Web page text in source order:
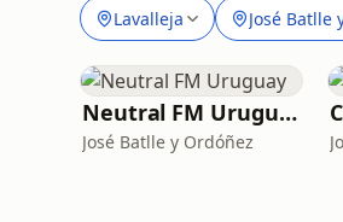
Lavalleja José Batlle
Neutral FM Uruguay
José Batlle y Ordóñez